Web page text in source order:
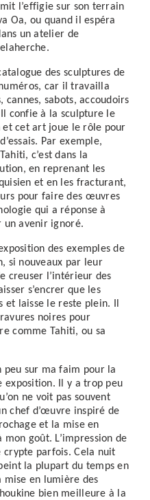
l’effigie sur son terrain
Oa, ou quand il espéra
un atelier de
des sculptures de
car il travailla
cannes, sabots, accoudoirs
confie à la sculpture le
et cet art joue le rôle pour
Par exemple,
c’est dans la
en reprenant les
et en les fracturant,
pour faire des œuvres
qui a réponse à
un avenir ignoré.
des exemples de
si nouveaux par leur
creuser l’intérieur des
s’encrer que les
laisse le reste plein. Il
noires pour
comme Tahiti, ou sa
peu sur ma faim pour la
exposition. Il y a trop peu
ne voit pas souvent
chef d’œuvre inspiré de
et la mise en
goût. L’impression de
crypte parfois. Cela nuit
la plupart du temps en
mise en lumière des
bien meilleure à la